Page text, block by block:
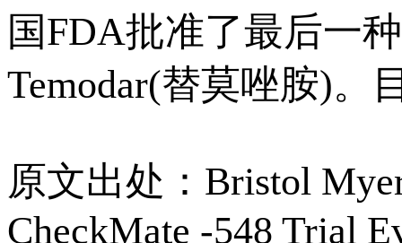
国FDA批准了最后一
Temodar(替莫唑胺)。
原文出处：Bristol
CheckMate -548 Trial